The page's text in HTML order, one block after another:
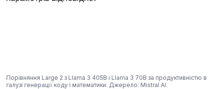
Порівняння Large 2 з Llama 3 405B і Llama 3 70B за продуктивністю в
галузі генерації коду і математики. Джерело: Mistral AI.